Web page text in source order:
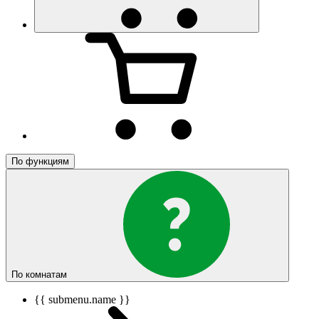
По функциям
По комнатам
{{ submenu.name }}